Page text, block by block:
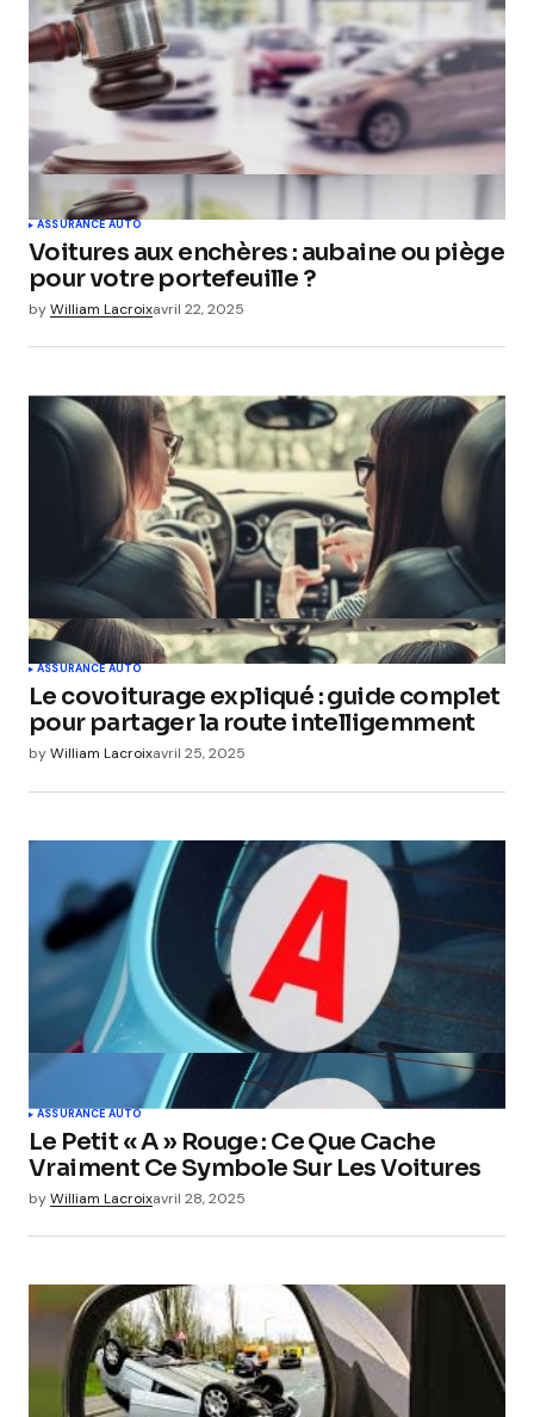
ASSURANCE AUTO
Voitures aux enchères : aubaine ou piège
pour votre portefeuille ?
byWilliam Lacroixavril 22, 2025
ASSURANCE AUTO
Le covoiturage expliqué : guide complet
pour partager la route intelligemment
byWilliam Lacroixavril 25, 2025
ASSURANCE AUTO
Le Petit « A » Rouge : Ce Que Cache
Vraiment Ce Symbole Sur Les Voitures
byWilliam Lacroixavril 28, 2025